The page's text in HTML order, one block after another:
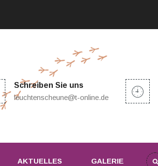
Schreiben Sie uns
leuchtenscheune@t-online.de
AKTUELLES GALERIE